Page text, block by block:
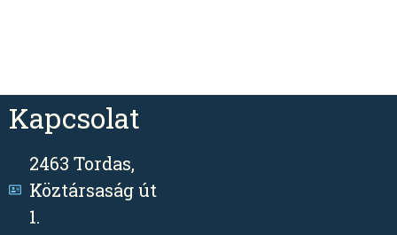
Kapcsolat
2463 Tordas,
Köztársaság út
1.